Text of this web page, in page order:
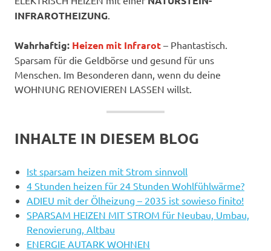
INFRAROTHEIZUNG.
Wahrhaftig: Heizen mit Infrarot – Phantastisch.
Sparsam für die Geldbörse und gesund für uns
Menschen. Im Besonderen dann, wenn du deine
WOHNUNG RENOVIEREN LASSEN willst.
INHALTE IN DIESEM BLOG
Ist sparsam heizen mit Strom sinnvoll
4 Stunden heizen für 24 Stunden Wohlfühlwärme?
ADIEU mit der Ölheizung – 2035 ist sowieso finito!
SPARSAM HEIZEN MIT STROM für Neubau, Umbau,
Renovierung, Altbau
ENERGIE AUTARK WOHNEN